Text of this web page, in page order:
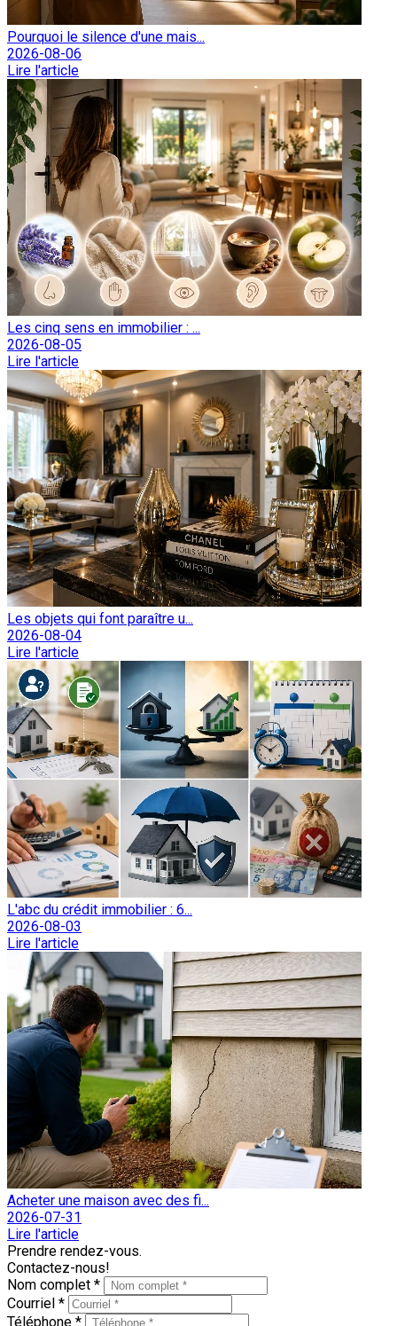
Pourquoi le silence d'une mais...
2026-08-06
Lire l'article
Les cinq sens en immobilier : ...
2026-08-05
Lire l'article
Les objets qui font paraître u...
2026-08-04
Lire l'article
L'abc du crédit immobilier : 6...
2026-08-03
Lire l'article
Acheter une maison avec des fi...
2026-07-31
Lire l'article
Prendre rendez-vous.
Contactez-nous!
Nom complet *
Courriel *
Téléphone *